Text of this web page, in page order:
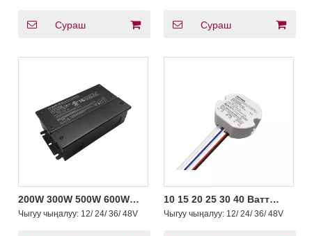
Сураш Сураш
200W 300W 500W 600W
Күңүрттөтүү үчүн
жылытуу триак 0-10V LED
Чыгуу чыңалуу: 12/ 24/ 36/ 48V
10 15 20 25 30 40 Ватт
Триак 0-10V Өнүгүү LED
драйвери CV Circular
Чыгуу чыңалуу: 12/ 24/ 36/ 48V